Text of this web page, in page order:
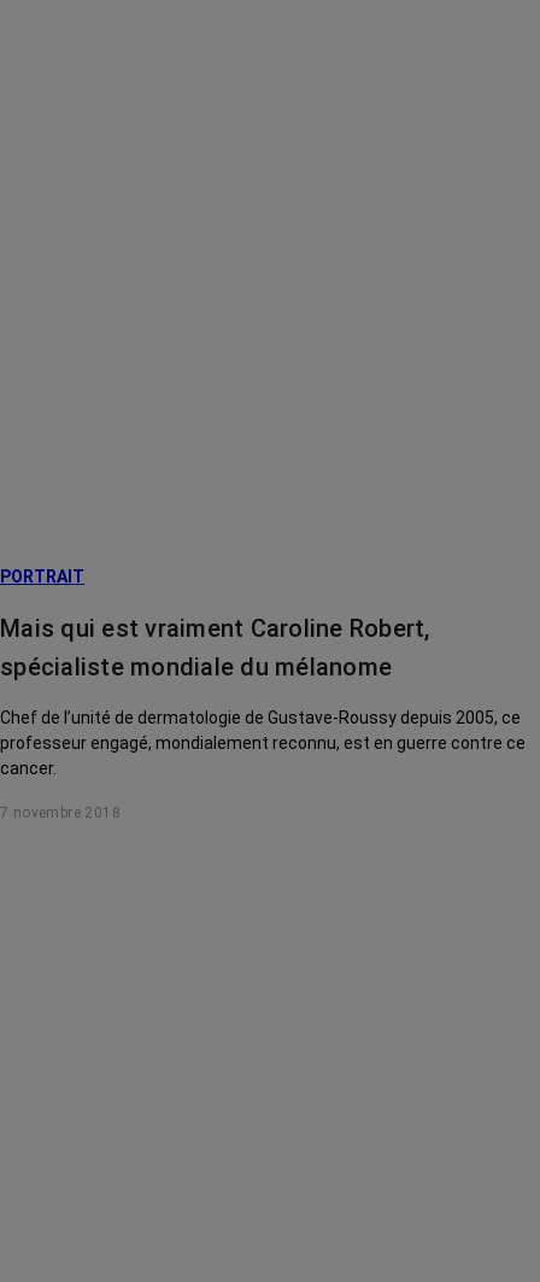
PORTRAIT
Mais qui est vraiment Caroline Robert,
spécialiste mondiale du mélanome
Chef de l’unité de dermatologie de Gustave-Roussy depuis 2005, ce
professeur engagé, mondialement reconnu, est en guerre contre ce
cancer.
7 novembre 2018